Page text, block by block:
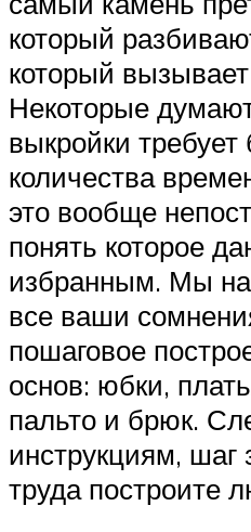
который
который
Некоторые
выкройки требует
количества
это вообще
понять которое
избранным. Мы
все ваши
пошаговое
основ: юбки,
пальто и брюк.
инструкциям, шаг
труда построите